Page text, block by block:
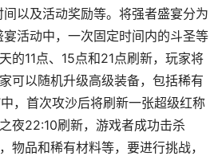
以及活动奖励等。将强者盛宴分为
活动中，一次固定时间内的斗圣等
的11点、15点和21点刷新，玩家将
可以随机升级高级装备，包括稀有
，首次攻沙后将刷新一张超级红称
夜22:10刷新，游戏者成功击杀
物品和稀有材料等，要进行挑战，